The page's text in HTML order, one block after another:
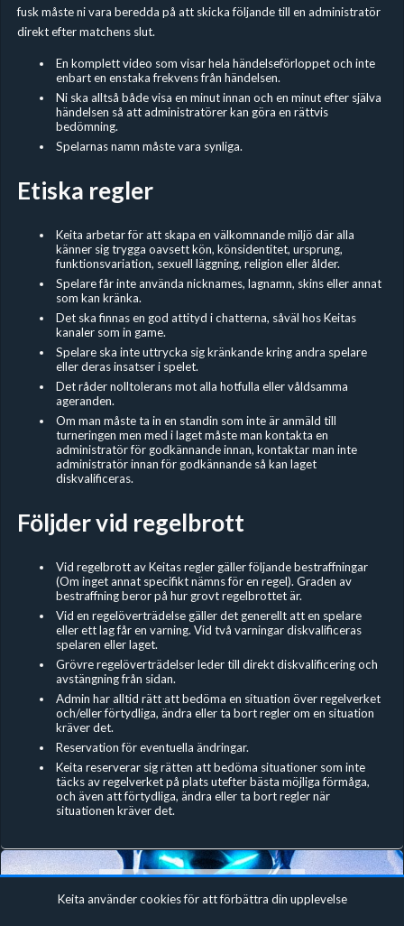
fusk måste ni vara beredda på att skicka följande till en administratör
direkt efter matchens slut.
En komplett video som visar hela händelseförloppet och inte
enbart en enstaka frekvens från händelsen.
Ni ska alltså både visa en minut innan och en minut efter själva
händelsen så att administratörer kan göra en rättvis
bedömning.
Spelarnas namn måste vara synliga.
Etiska regler
Keita arbetar för att skapa en välkomnande miljö där alla
känner sig trygga oavsett kön, könsidentitet, ursprung,
funktionsvariation, sexuell läggning, religion eller ålder.
Spelare får inte använda nicknames, lagnamn, skins eller annat
som kan kränka.
Det ska finnas en god attityd i chatterna, såväl hos Keitas
kanaler som in game.
Spelare ska inte uttrycka sig kränkande kring andra spelare
eller deras insatser i spelet.
Det råder nolltolerans mot alla hotfulla eller våldsamma
ageranden.
Om man måste ta in en standin som inte är anmäld till
turneringen men med i laget måste man kontakta en
administratör för godkännande innan, kontaktar man inte
administratör innan för godkännande så kan laget
diskvalificeras.
Följder vid regelbrott
Vid regelbrott av Keitas regler gäller följande bestraffningar
(Om inget annat specifikt nämns för en regel). Graden av
bestraffning beror på hur grovt regelbrottet är.
Vid en regelöverträdelse gäller det generellt att en spelare
eller ett lag får en varning. Vid två varningar diskvalificeras
spelaren eller laget.
Grövre regelöverträdelser leder till direkt diskvalificering och
avstängning från sidan.
Admin har alltid rätt att bedöma en situation över regelverket
och/eller förtydliga, ändra eller ta bort regler om en situation
kräver det.
Reservation för eventuella ändringar.
Keita reserverar sig rätten att bedöma situationer som inte
täcks av regelverket på plats utefter bästa möjliga förmåga,
och även att förtydliga, ändra eller ta bort regler när
situationen kräver det.
Fortnite Zone War Duos #4
Keita använder cookies för att förbättra din upplevelse